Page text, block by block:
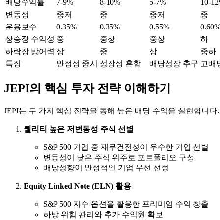
배당수익률
7-9% 8-10% 5-7%
10-
변동성
중저 중 중저
중
운용보수
0.35% 0.35% 0.55%
0.60%
상승장 수익성 중 중상 중상
하
하락장 방어력 상 중 상
중하
특징
안정성 중시 성장성 혼합 배당성장 추구 고배
JEPI의 핵심 투자 전략 이해하기
JEPI는 두 가지 핵심 전략을 통해 높은 배당 수익을 실현합니다:
퀄리티 높은 저변동성 주식 선별
S&P 500 기업 중 재무건전성이 우수한 기업 선별
변동성이 낮은 주식 위주로 포트폴리오 구성
배당성향이 안정적인 기업 우선 선정
Equity Linked Note (ELN) 활용
S&P 500 지수 옵션을 활용한 프리미엄 수익 창출
하방 위험 관리와 추가 수익원 확보